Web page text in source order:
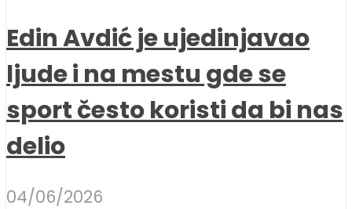
Edin Avdić je ujedinjavao
ljude i na mestu gde se
sport često koristi da bi nas
delio
04/06/2026